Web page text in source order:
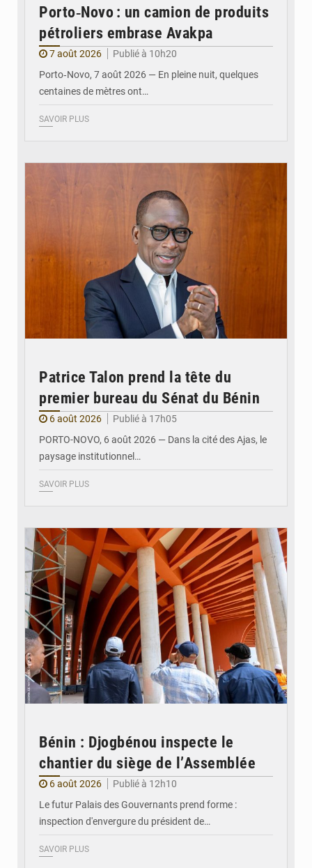
Porto‑Novo : un camion de produits
pétroliers embrase Avakpa
7 août 2026
Publié à 10h20
Porto‑Novo, 7 août 2026 — En pleine nuit, quelques
centaines de mètres ont…
SAVOIR PLUS
Patrice Talon prend la tête du
premier bureau du Sénat du Bénin
6 août 2026
Publié à 17h05
PORTO-NOVO, 6 août 2026 — Dans la cité des Ajas, le
paysage institutionnel…
SAVOIR PLUS
Bénin : Djogbénou inspecte le
chantier du siège de l’Assemblée
6 août 2026
Publié à 12h10
Le futur Palais des Gouvernants prend forme :
inspection d'envergure du président de…
SAVOIR PLUS